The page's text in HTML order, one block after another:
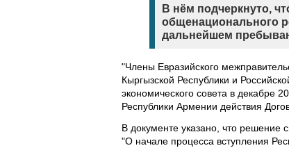
В нём подчеркнуто,
общенационального
дальнейшем
"Члены Евразийского
Кыргызской Республики и
экономического совета в декабре
Республики Армении действия
В документе указано, что решение
"О начале процесса вступления